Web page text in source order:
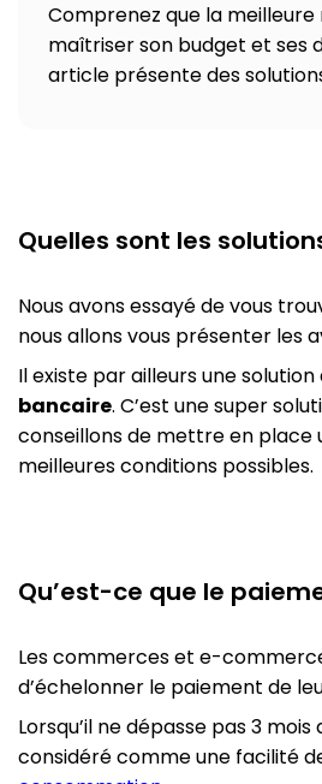
Comprenez que la
maîtriser son budget et ses
article présente des
Quelles sont les
Nous avons essayé de vous
nous allons vous présenter les
Il existe par ailleurs une
bancaire. C’est une super
conseillons de mettre en
meilleures conditions possibles.
Qu’est-ce que le
Les commerces et e-
d’échelonner le paiement de
Lorsqu’il ne dépasse pas 3
considéré comme une facilité